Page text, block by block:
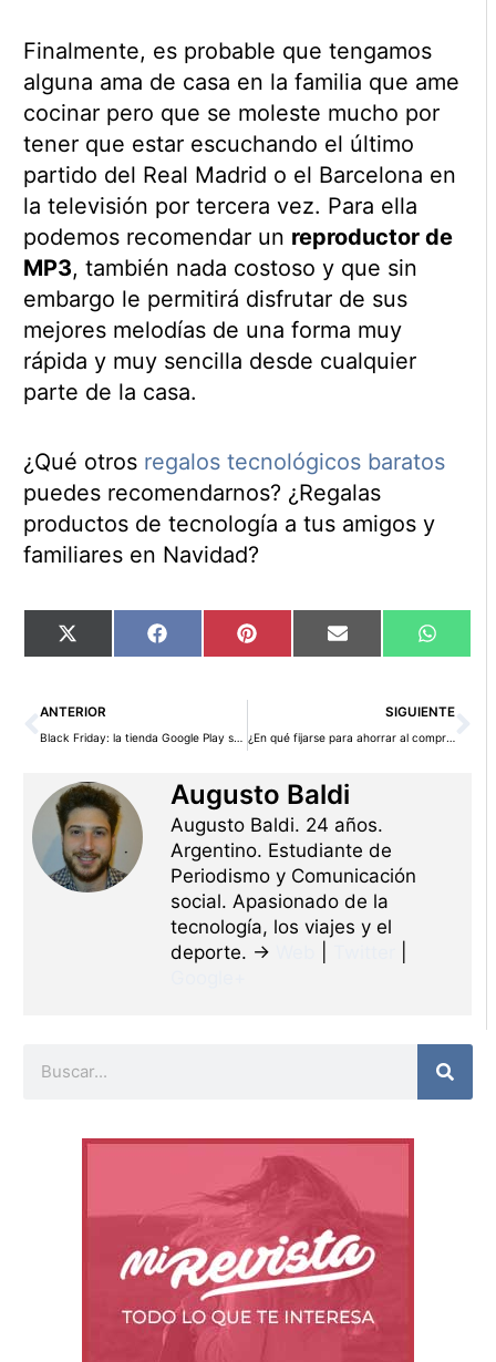
Finalmente, es probable que tengamos
alguna ama de casa en la familia que ame
cocinar pero que se moleste mucho por
tener que estar escuchando el último
partido del Real Madrid o el Barcelona en
la televisión por tercera vez. Para ella
podemos recomendar un reproductor de
MP3, también nada costoso y que sin
embargo le permitirá disfrutar de sus
mejores melodías de una forma muy
rápida y muy sencilla desde cualquier
parte de la casa.
¿Qué otros regalos tecnológicos baratos
puedes recomendarnos? ¿Regalas
productos de tecnología a tus amigos y
familiares en Navidad?
Compartir
en
X
(Twitter)
Compartir
en
Facebook Compartir
en
Pinterest Compartir
en
Email
en
Ant
ANTERIOR
Black Friday: la tienda Google Play se olvida de España
SIGUIENTE
¿En qué fijarse para ahorrar al comprar un coche usado?
Augusto Baldi
Augusto Baldi. 24 años.
Argentino. Estudiante de
Periodismo y Comunicación
social. Apasionado de la
tecnología, los viajes y el
deporte. →